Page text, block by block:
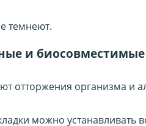
темнеют.
и биосовместимые
отторжения организма и
можно устанавливать